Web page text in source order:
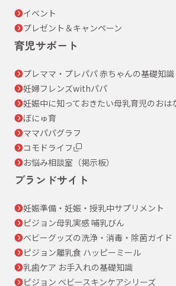
イベント
プレゼント＆キャンペーン
育児サポート
プレママ・プレパパ 赤ちゃんの基礎知識
妊婦フレンズwithパパ
妊娠中に知っておきたい母乳育児のおは
ぼにゅ育
ママパパグラフ
コモドライフ
お悩み相談室（掲示板）
ブランドサイト
妊娠準備・妊娠・授乳中サプリメント
ピジョン母乳実感 哺乳びん
ベビーグッズの洗浄・消毒・除菌ガイド
ピジョン離乳食 ハッピーミール
乳歯ケア お手入れの基礎知識
ピジョン ベビースキンケアシリーズ